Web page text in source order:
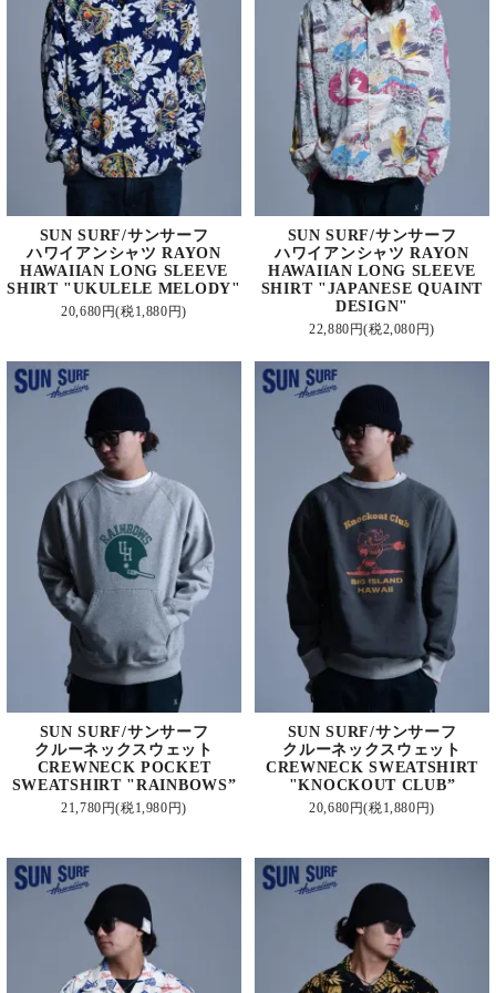
SUN SURF/サンサーフ
ハワイアンシャツ RAYON
HAWAIIAN LONG SLEEVE
SHIRT "UKULELE MELODY"
20,680円(税1,880円)
SUN SURF/サンサーフ
ハワイアンシャツ RAYON
HAWAIIAN LONG SLEEVE
SHIRT "JAPANESE QUAINT
DESIGN"
22,880円(税2,080円)
SUN SURF/サンサーフ
クルーネックスウェット
CREWNECK POCKET
SWEATSHIRT "RAINBOWS”
21,780円(税1,980円)
SUN SURF/サンサーフ
クルーネックスウェット
CREWNECK SWEATSHIRT
"KNOCKOUT CLUB”
20,680円(税1,880円)